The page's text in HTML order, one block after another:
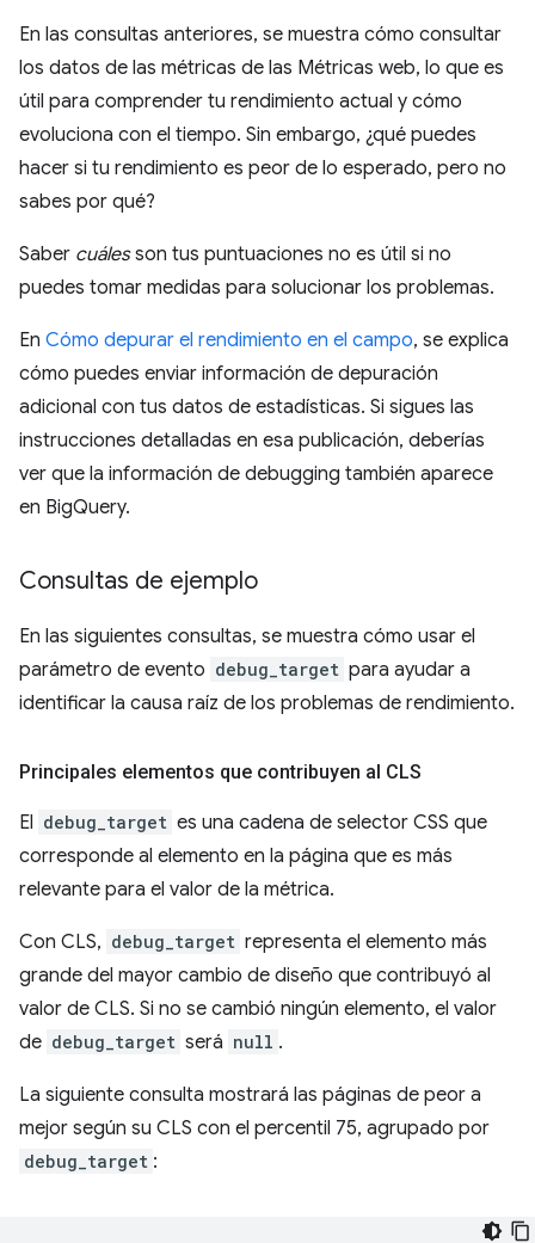
En las consultas anteriores, se muestra cómo consultar
los datos de las métricas de las Métricas web, lo que es
útil para comprender tu rendimiento actual y cómo
evoluciona con el tiempo. Sin embargo, ¿qué puedes
hacer si tu rendimiento es peor de lo esperado, pero no
sabes por qué?
Saber cuálesson tus puntuaciones no es útil si no
puedes tomar medidas para solucionar los problemas.
En Cómo depurar el rendimiento en el campo, se explica
cómo puedes enviar información de depuración
adicional con tus datos de estadísticas. Si sigues las
instrucciones detalladas en esa publicación, deberías
ver que la información de debugging también aparece
en BigQuery.
Consultas de ejemplo
En las siguientes consultas, se muestra cómo usar el
parámetro de evento debug_target para ayudar a
identificar la causa raíz de los problemas de rendimiento.
Principales elementos que contribuyen al CLS
El debug_target es una cadena de selector CSS que
corresponde al elemento en la página que es más
relevante para el valor de la métrica.
Con CLS, debug_target representa el elemento más
grande del mayor cambio de diseño que contribuyó al
valor de CLS. Si no se cambió ningún elemento, el valor
de debug_target será null .
La siguiente consulta mostrará las páginas de peor a
mejor según su CLS con el percentil 75, agrupado por
debug_target :